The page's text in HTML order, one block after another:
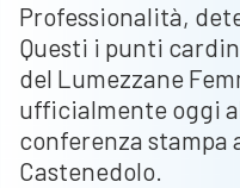
Professionalità,
Questi i punti
del Lumezzane
ufficialmente oggi
conferenza stampa
Castenedolo.